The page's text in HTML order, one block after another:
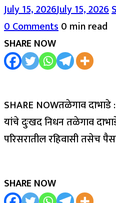
July 15, 2026July 15, 2026
0 Comments0 min read
SHARE NOW
SHARE NOWतळेगाव दाभाडे :
यांचे दुःखद निधन तळेगाव
परिसरातील रहिवासी तसेच
SHARE NOW